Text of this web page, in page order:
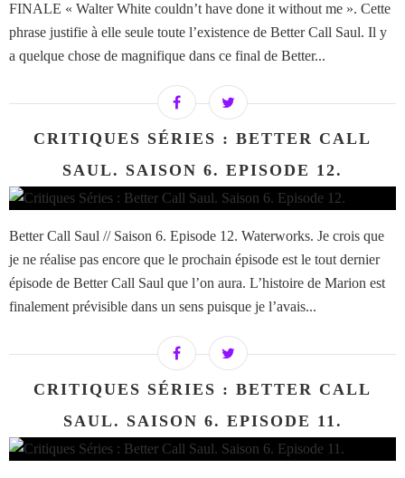
FINALE « Walter White couldn’t have done it without me ». Cette
phrase justifie à elle seule toute l’existence de Better Call Saul. Il y
a quelque chose de magnifique dans ce final de Better...
CRITIQUES SÉRIES : BETTER CALL
SAUL. SAISON 6. EPISODE 12.
Better Call Saul // Saison 6. Episode 12. Waterworks. Je crois que
je ne réalise pas encore que le prochain épisode est le tout dernier
épisode de Better Call Saul que l’on aura. L’histoire de Marion est
finalement prévisible dans un sens puisque je l’avais...
CRITIQUES SÉRIES : BETTER CALL
SAUL. SAISON 6. EPISODE 11.